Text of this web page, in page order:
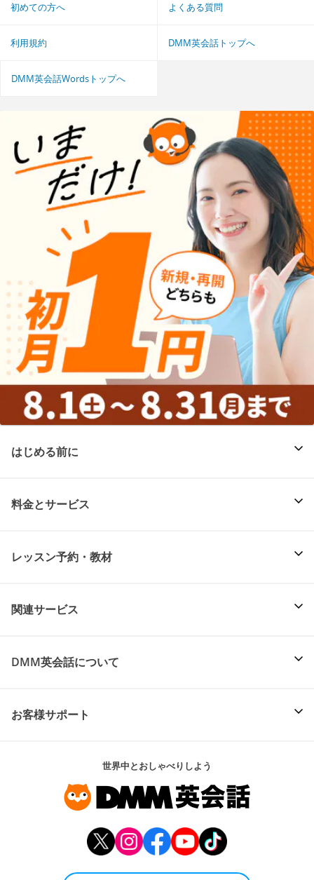
初めての方へ よくある質問
利用規約 DMM英会話トップへ
DMM英会話Wordsトップへ
はじめる前に
料金とサービス
レッスン予約・教材
関連サービス
DMM英会話について
お客様サポート
世界中とおしゃべりしよう